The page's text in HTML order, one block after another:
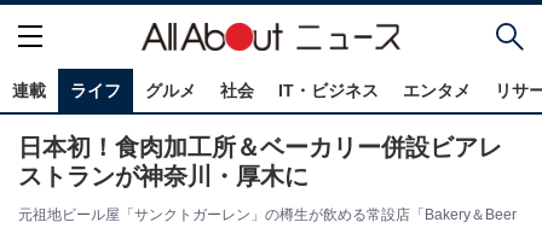
連載 ライフ グルメ 社会 IT・ビジネス エンタメ リサ
日本初！食肉加工所＆ベーカリー併設ビアレ
ストランが神奈川・厚木に
元祖地ビール屋「サンクトガーレン」の樽生が飲める常設店「Bakery＆Beer